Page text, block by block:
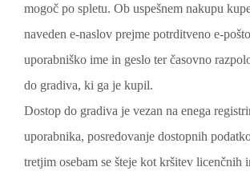
mogoč po spletu. Ob uspešnem nakupu
naveden e-naslov prejme potrditveno e-
uporabniško ime in geslo ter časovno
do gradiva, ki ga je kupil.
Dostop do gradiva je vezan na enega
uporabnika, posredovanje dostopnih
tretjim osebam se šteje kot kršitev licenčnih